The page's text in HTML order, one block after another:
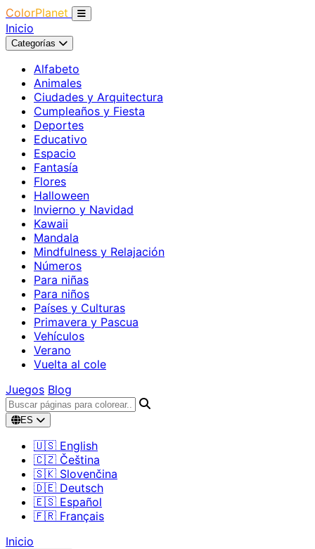
ColorPlanet
Inicio
Categorías
Alfabeto
Animales
Ciudades y Arquitectura
Cumpleaños y Fiesta
Deportes
Educativo
Espacio
Fantasía
Flores
Halloween
Invierno y Navidad
Kawaii
Mandala
Mindfulness y Relajación
Números
Para niñas
Para niños
Países y Culturas
Primavera y Pascua
Vehículos
Verano
Vuelta al cole
Juegos Blog
ES
🇺🇸 English
🇨🇿 Čeština
🇸🇰 Slovenčina
🇩🇪 Deutsch
🇪🇸 Español
🇫🇷 Français
Inicio